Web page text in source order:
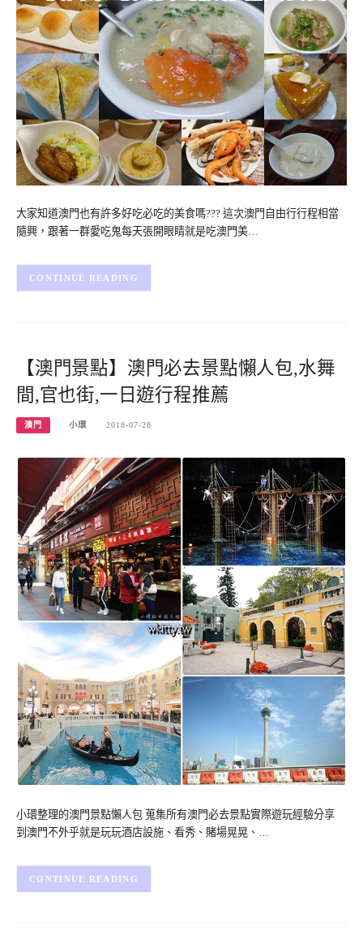
大家知道澳門也有許多好吃必吃的美食嗎??? 這次澳門自由行行程相當
隨興，跟著一群愛吃鬼每天張開眼睛就是吃澳門美…
CONTINUE READING
【澳門景點】澳門必去景點懶人包,水舞
間,官也街,一日遊行程推薦
澳門 小環 2018-07-28
小環整理的澳門景點懶人包 蒐集所有澳門必去景點實際遊玩經驗分享
到澳門不外乎就是玩玩酒店設施、看秀、賭場晃晃、…
CONTINUE READING